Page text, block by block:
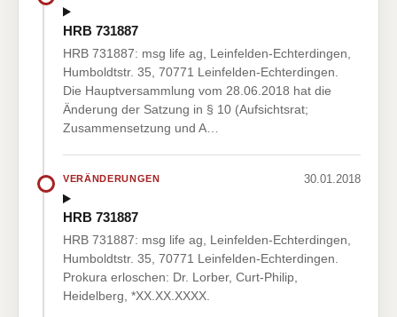
HRB 731887
HRB 731887: msg life ag, Leinfelden-Echterdingen,
Humboldtstr. 35, 70771 Leinfelden-Echterdingen.
Die Hauptversammlung vom 28.06.2018 hat die
Änderung der Satzung in § 10 (Aufsichtsrat;
Zusammensetzung und A…
VERÄNDERUNGEN 30.01.2018
HRB 731887
HRB 731887: msg life ag, Leinfelden-Echterdingen,
Humboldtstr. 35, 70771 Leinfelden-Echterdingen.
Prokura erloschen: Dr. Lorber, Curt-Philip,
Heidelberg, *XX.XX.XXXX.